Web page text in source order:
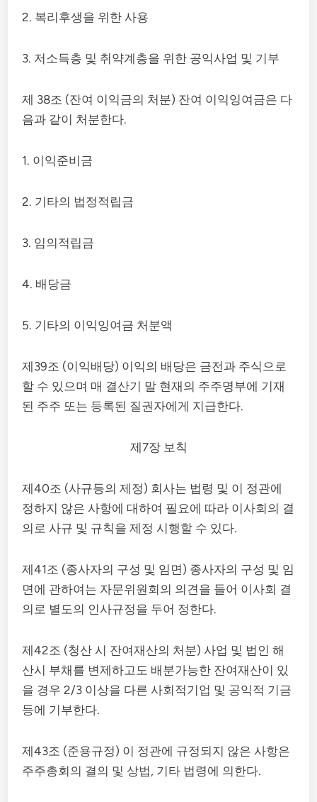
2. 복리후생을 위한 사용
3. 저소득층 및 취약계층을 위한 공익사업 및 기부
제 38조 (잔여 이익금의 처분) 잔여 이익잉여금은 다
음과 같이 처분한다.
1. 이익준비금
2. 기타의 법정적립금
3. 임의적립금
4. 배당금
5. 기타의 이익잉여금 처분액
제39조 (이익배당) 이익의 배당은 금전과 주식으로
할 수 있으며 매 결산기 말 현재의 주주명부에 기재
된 주주 또는 등록된 질권자에게 지급한다.
제7장 보칙
제40조 (사규등의 제정) 회사는 법령 및 이 정관에
정하지 않은 사항에 대하여 필요에 따라 이사회의 결
의로 사규 및 규칙을 제정 시행할 수 있다.
제41조 (종사자의 구성 및 임면) 종사자의 구성 및 임
면에 관하여는 자문위원회의 의견을 들어 이사회 결
의로 별도의 인사규정을 두어 정한다.
제42조 (청산 시 잔여재산의 처분) 사업 및 법인 해
산시 부채를 변제하고도 배분가능한 잔여재산이 있
을 경우 2/3 이상을 다른 사회적기업 및 공익적 기금
등에 기부한다.
제43조 (준용규정) 이 정관에 규정되지 않은 사항은
주주총회의 결의 및 상법, 기타 법령에 의한다.